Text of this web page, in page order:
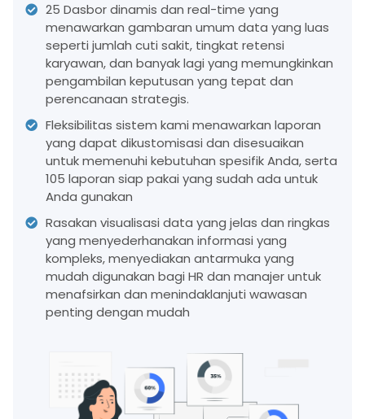
25 Dasbor dinamis dan real-time yang
menawarkan gambaran umum data yang luas
seperti jumlah cuti sakit, tingkat retensi
karyawan, dan banyak lagi yang memungkinkan
pengambilan keputusan yang tepat dan
perencanaan strategis.
Fleksibilitas sistem kami menawarkan laporan
yang dapat dikustomisasi dan disesuaikan
untuk memenuhi kebutuhan spesifik Anda, serta
105 laporan siap pakai yang sudah ada untuk
Anda gunakan
Rasakan visualisasi data yang jelas dan ringkas
yang menyederhanakan informasi yang
kompleks, menyediakan antarmuka yang
mudah digunakan bagi HR dan manajer untuk
menafsirkan dan menindaklanjuti wawasan
penting dengan mudah